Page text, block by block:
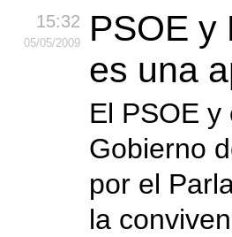
15:32
05/05/2009
PSOE y
es una
El PSOE
Gobierno
por el
la